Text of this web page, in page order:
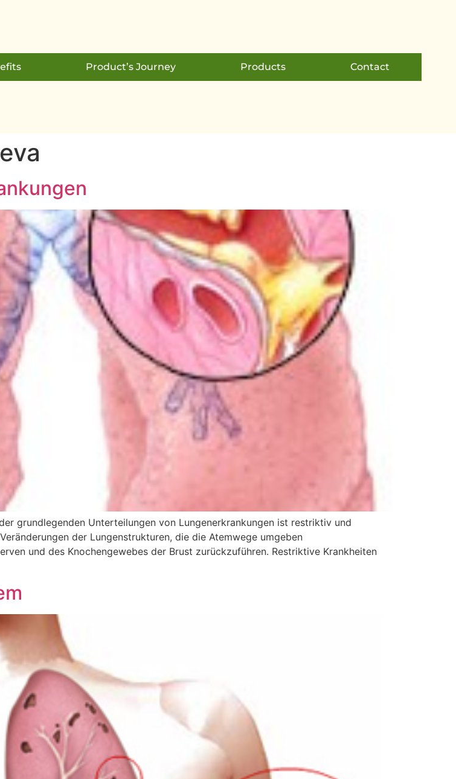
Product’s Journey Products Contact
grundlegenden Unterteilungen von Lungenerkrankungen ist restriktiv und
der Lungenstrukturen, die die Atemwege umgeben
und des Knochengewebes der Brust zurückzuführen. Restriktive Krankheiten